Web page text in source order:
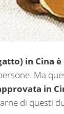
in Cina
Ma
in
di questi